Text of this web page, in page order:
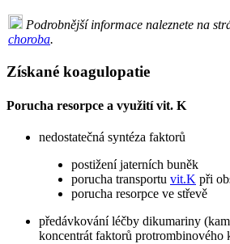
Podrobnější informace naleznete na
choroba.
Získané koagulopatie
Porucha resorpce a využití vit. K
nedostatečná syntéza faktorů
postižení jaterních buněk
porucha transportu vit.K při
porucha resorpce ve střevě
předávkování léčby dikumariny
koncentrát faktorů protrombinového